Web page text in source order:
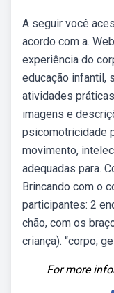
A seguir você
acordo com a.
experiência do
educação infantil,
atividades
imagens e
psicomotricidade
movimento,
adequadas para.
Brincando com o
participantes: 2
chão, com os
criança). “corpo,
For more